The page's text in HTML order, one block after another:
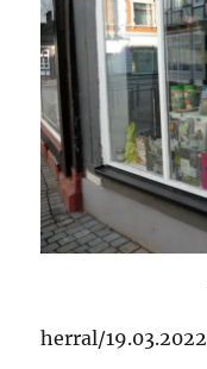
herral/19.03.2022